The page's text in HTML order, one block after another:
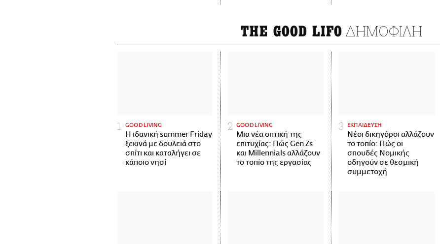
THE GOOD LIFO ΔΗΜΟΦΙΛΗ
GOOD LIVING
Η ιδανική summer Friday
ξεκινά με δουλειά στο
σπίτι και καταλήγει σε
κάποιο νησί
GOOD LIVING
Μια νέα οπτική της
επιτυχίας: Πώς Gen Zs
και Millennials αλλάζουν
το τοπίο της εργασίας
ΕΚΠΑΙΔΕΥΣΗ
Νέοι δικηγόροι αλλάζουν
το τοπίο: Πώς οι
σπουδές Νομικής
οδηγούν σε θεσμική
συμμετοχή